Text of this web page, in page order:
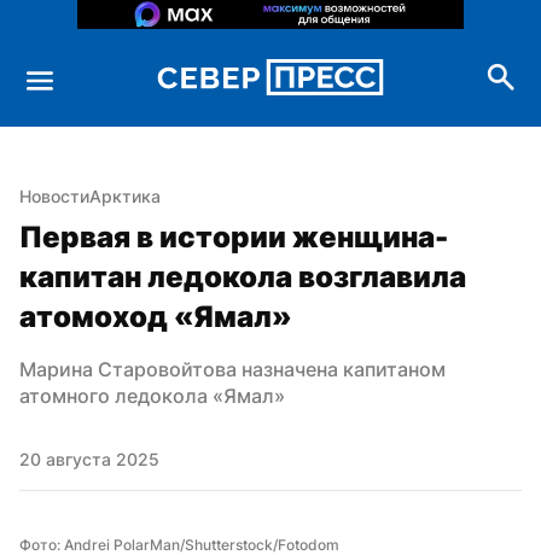
НовостиАрктика
Первая в истории женщина-
капитан ледокола возглавила
атомоход «Ямал»
Марина Старовойтова назначена капитаном
атомного ледокола «Ямал»
20 августа 2025
Фото: Andrei PolarMan/Shutterstock/Fotodom